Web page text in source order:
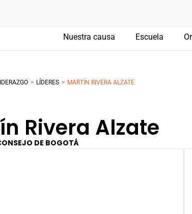
Nuestra causa Escuela
> LÍDERES > MARTÍN RIVERA ALZATE
Rivera Alzate
DE BOGOTÁ